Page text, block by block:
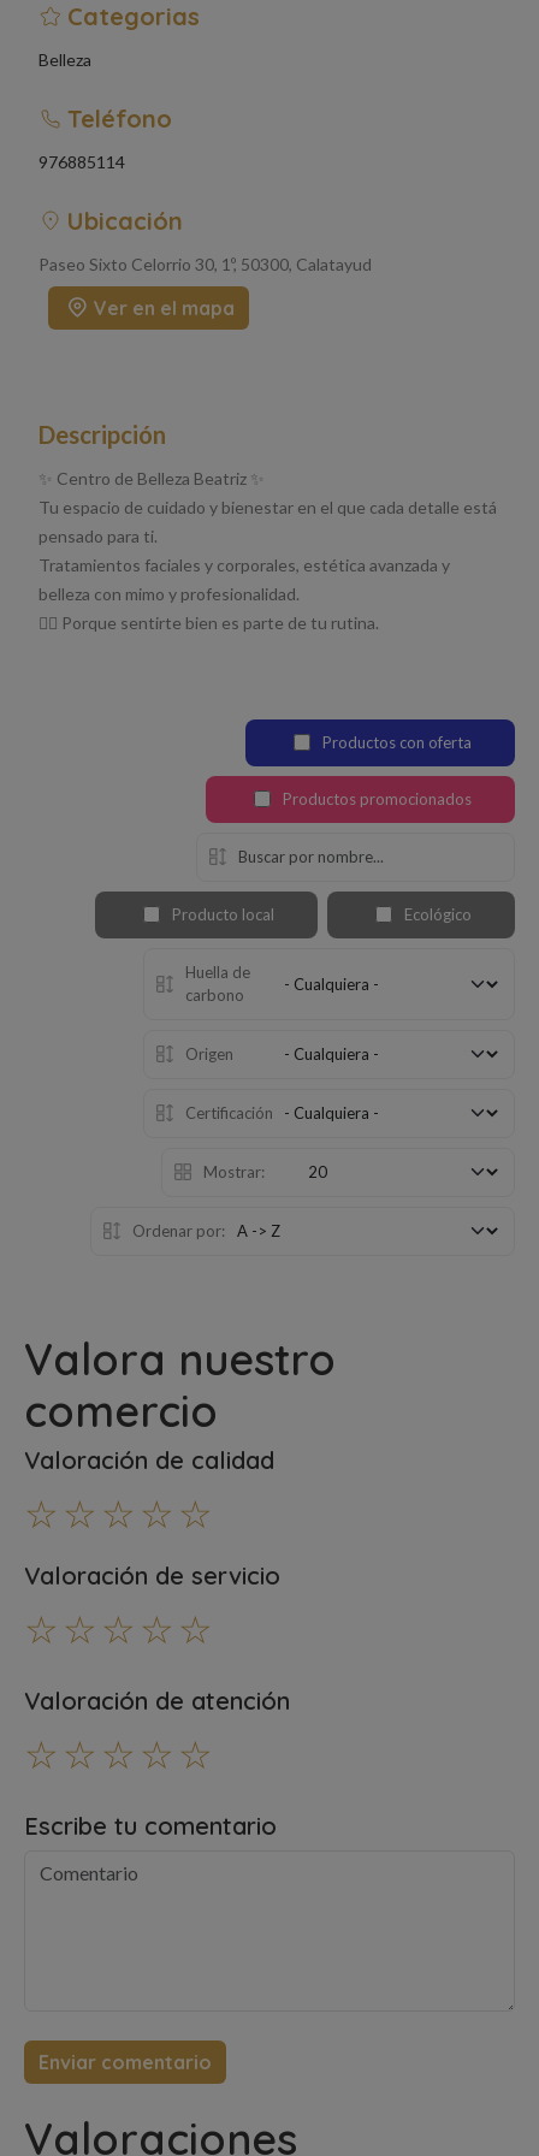
Categorias
Belleza
Teléfono
976885114
Ubicación
Paseo Sixto Celorrio 30, 1º, 50300, Calatayud
Ver en el mapa
Descripción
✨ Centro de Belleza Beatriz ✨
Tu espacio de cuidado y bienestar en el que cada detalle está
pensado para ti.
Tratamientos faciales y corporales, estética avanzada y
belleza con mimo y profesionalidad.
💆‍♀️ Porque sentirte bien es parte de tu rutina.
Productos con oferta
Productos promocionados
Producto local Ecológico
Huella de
carbono
Origen
Certificación
Mostrar:
Ordenar por:
Valora nuestro
comercio
Valoración de calidad
☆ ☆ ☆ ☆ ☆
Valoración de servicio
☆ ☆ ☆ ☆ ☆
Valoración de atención
☆ ☆ ☆ ☆ ☆
Escribe tu comentario
Valoraciones